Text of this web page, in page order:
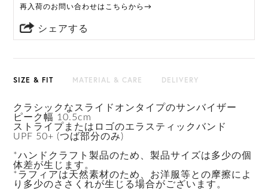
再入荷のお問い合わせはこちらから→
シェアする
SIZE & FIT MATERIAL & CARE DELIVERY
クラシックなスライドオンタイプのサンバイザー
ピーク幅 10.5cm
ストライプまたはロゴのエラスティックバンド
UPF 50+ (つば部分のみ)
*ハンドクラフト製品のため、製品サイズは多少の個
体差が生じます。
*ラフィアは天然素材のため、お洋服等との摩擦によ
り多少のささくれが生じる場合がございます。